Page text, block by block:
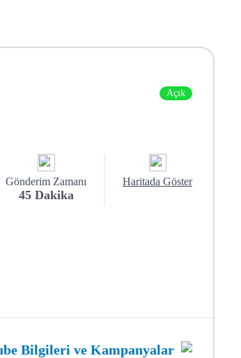
Açık
Gönderim Zamanı
45Dakika
Haritada Göster
Bilgileri ve Kampanyalar